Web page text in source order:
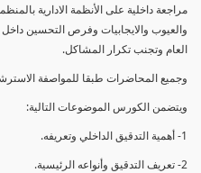
مراجعة داخلية على الأنظمة الادارية
والعيوب والايجابيات وفرص التحسين داخل
العام وتجنب تكرار المشاكل.
وجميع المحاضرات طبقا للمواصفة الاسترشادية
ويتضمن الكورس الموضوعات التالية:
1- أهمية التدقيق الداخلي وتعريفه.
2- تعريف التدقيق وأنواعه الرئيسية.